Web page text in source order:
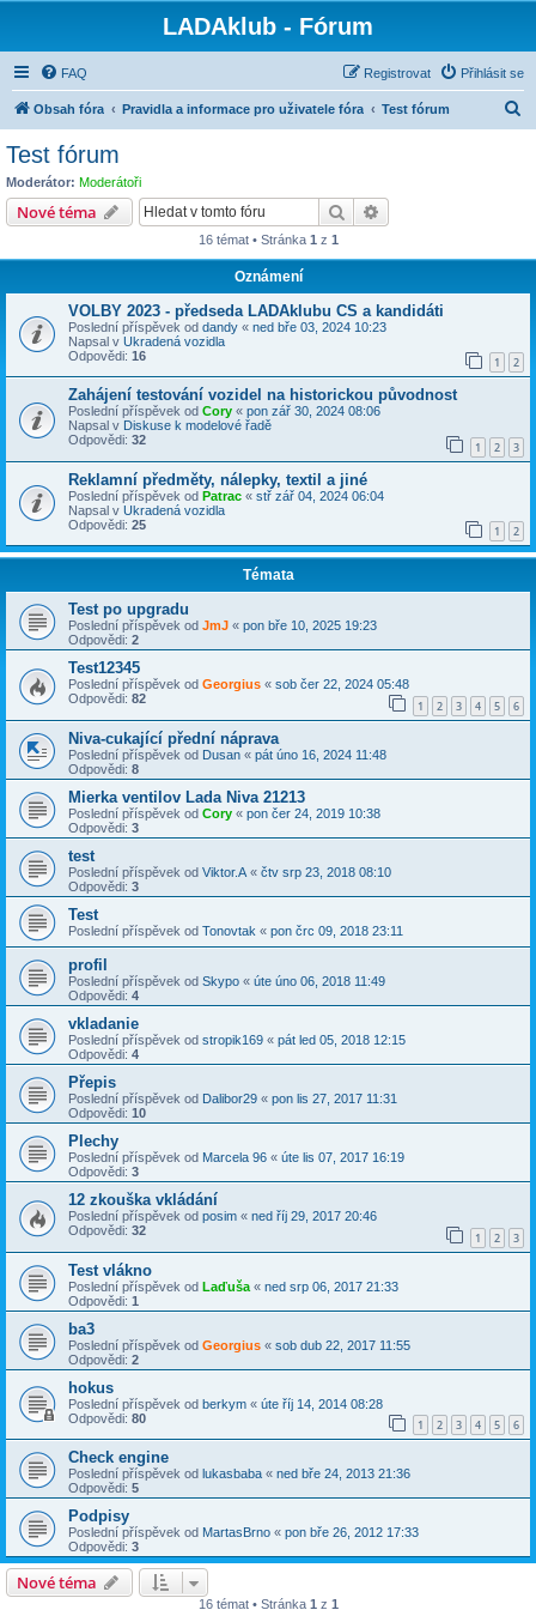
LADAklub - Fórum
FAQ Přihlásit se
Registrovat
Obsah fóra Pravidla a informace pro uživatele fóra Test fórum
Test fórum
Moderátor: Moderátoři
Nové téma Hledat
16 témat • Stránka 1 z 1
Oznámení
VOLBY 2023 - předseda LADAklubu CS a kandidáti
Poslední příspěvek od dandy « ned bře 03, 2024 10:23
Napsal v Ukradená vozidla
Odpovědi: 16 1 2
Zahájení testování vozidel na historickou původnost
Poslední příspěvek od Cory « pon zář 30, 2024 08:06
Napsal v Diskuse k modelové řadě
Odpovědi: 32 1 2 3
Reklamní předměty, nálepky, textil a jiné
Poslední příspěvek od Patrac « stř zář 04, 2024 06:04
Napsal v Ukradená vozidla
Odpovědi: 25 1 2
Témata
Test po upgradu
Poslední příspěvek od JmJ « pon bře 10, 2025 19:23
Odpovědi: 2
Test12345
Poslední příspěvek od Georgius « sob čer 22, 2024 05:48
Odpovědi: 82 1 2 3 4 5 6
Niva-cukající přední náprava
Poslední příspěvek od Dusan « pát úno 16, 2024 11:48
Odpovědi: 8
Mierka ventilov Lada Niva 21213
Poslední příspěvek od Cory « pon čer 24, 2019 10:38
Odpovědi: 3
test
Poslední příspěvek od Viktor.A « čtv srp 23, 2018 08:10
Odpovědi: 3
Test
Poslední příspěvek od Tonovtak « pon črc 09, 2018 23:11
profil
Poslední příspěvek od Skypo « úte úno 06, 2018 11:49
Odpovědi: 4
vkladanie
Poslední příspěvek od stropik169 « pát led 05, 2018 12:15
Odpovědi: 4
Přepis
Poslední příspěvek od Dalibor29 « pon lis 27, 2017 11:31
Odpovědi: 10
Plechy
Poslední příspěvek od Marcela 96 « úte lis 07, 2017 16:19
Odpovědi: 3
12 zkouška vkládání
Poslední příspěvek od posim « ned říj 29, 2017 20:46
Odpovědi: 32 1 2 3
Test vlákno
Poslední příspěvek od Laďuša « ned srp 06, 2017 21:33
Odpovědi: 1
ba3
Poslední příspěvek od Georgius « sob dub 22, 2017 11:55
Odpovědi: 2
hokus
Poslední příspěvek od berkym « úte říj 14, 2014 08:28
Odpovědi: 80 1 2 3 4 5 6
Check engine
Poslední příspěvek od lukasbaba « ned bře 24, 2013 21:36
Odpovědi: 5
Podpisy
Poslední příspěvek od MartasBrno « pon bře 26, 2012 17:33
Odpovědi: 3
Nové téma
16 témat • Stránka 1 z 1